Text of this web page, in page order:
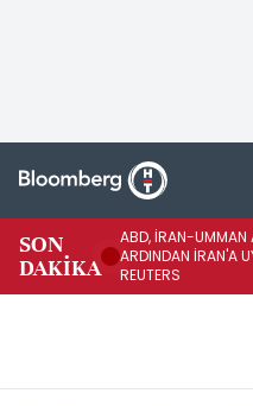
SON
DAKİKA
ABD, İRAN-UMMAN
ARDINDAN İRAN'A
REUTERS